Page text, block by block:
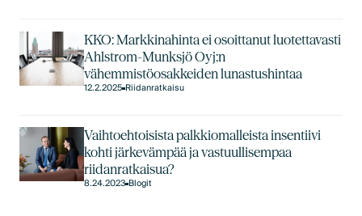
KKO: Markkinahinta ei osoittanut luotettavasti
Ahlstrom-Munksjö Oyj:n
vähemmistöosakkeiden lunastushintaa
12.2.2025Riidanratkaisu
Vaihtoehtoisista palkkiomalleista insentiivi
kohti järkevämpää ja vastuullisempaa
riidanratkaisua?
8.24.2023Blogit